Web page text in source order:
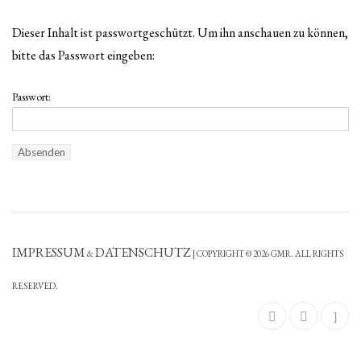
Dieser Inhalt ist passwortgeschützt. Um ihn anschauen zu können,
bitte das Passwort eingeben:
Passwort:
IMPRESSUM &DATENSCHUTZ | COPYRIGHT © 2026 GMR. ALL RIGHTS
RESERVED.